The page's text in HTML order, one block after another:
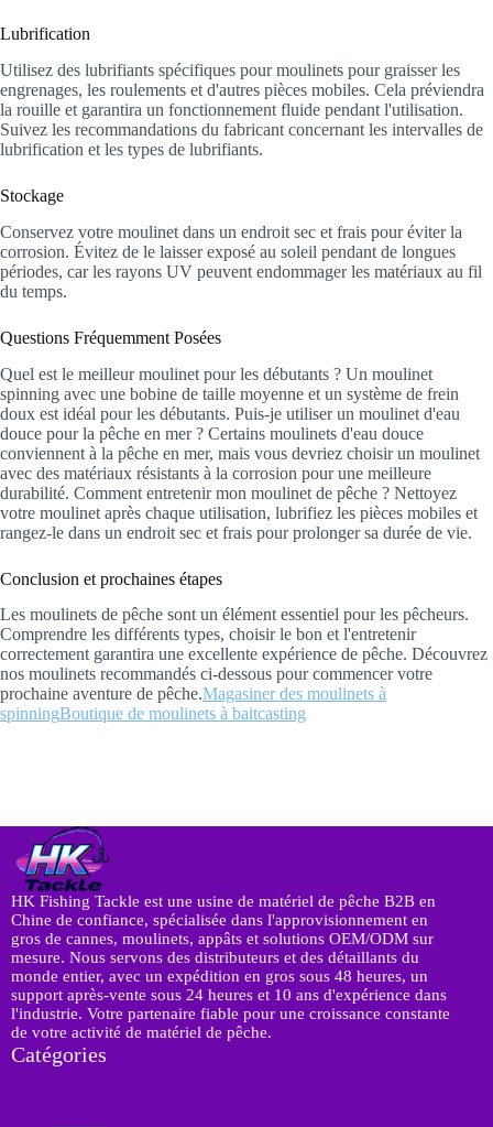
Lubrification
Utilisez des lubrifiants spécifiques pour moulinets pour graisser les
engrenages, les roulements et d'autres pièces mobiles. Cela préviendra
la rouille et garantira un fonctionnement fluide pendant l'utilisation.
Suivez les recommandations du fabricant concernant les intervalles de
lubrification et les types de lubrifiants.
Stockage
Conservez votre moulinet dans un endroit sec et frais pour éviter la
corrosion. Évitez de le laisser exposé au soleil pendant de longues
périodes, car les rayons UV peuvent endommager les matériaux au fil
du temps.
Questions Fréquemment Posées
Quel est le meilleur moulinet pour les débutants ? Un moulinet
spinning avec une bobine de taille moyenne et un système de frein
doux est idéal pour les débutants. Puis-je utiliser un moulinet d'eau
douce pour la pêche en mer ? Certains moulinets d'eau douce
conviennent à la pêche en mer, mais vous devriez choisir un moulinet
avec des matériaux résistants à la corrosion pour une meilleure
durabilité. Comment entretenir mon moulinet de pêche ? Nettoyez
votre moulinet après chaque utilisation, lubrifiez les pièces mobiles et
rangez-le dans un endroit sec et frais pour prolonger sa durée de vie.
Conclusion et prochaines étapes
Les moulinets de pêche sont un élément essentiel pour les pêcheurs.
Comprendre les différents types, choisir le bon et l'entretenir
correctement garantira une excellente expérience de pêche. Découvrez
nos moulinets recommandés ci-dessous pour commencer votre
prochaine aventure de pêche.Magasiner des moulinets à
spinningBoutique de moulinets à baitcasting
HK Fishing Tackle est une usine de matériel de pêche B2B en
Chine de confiance, spécialisée dans l'approvisionnement en
gros de cannes, moulinets, appâts et solutions OEM/ODM sur
mesure. Nous servons des distributeurs et des détaillants du
monde entier, avec un expédition en gros sous 48 heures, un
support après-vente sous 24 heures et 10 ans d'expérience dans
l'industrie. Votre partenaire fiable pour une croissance constante
de votre activité de matériel de pêche.
Catégories